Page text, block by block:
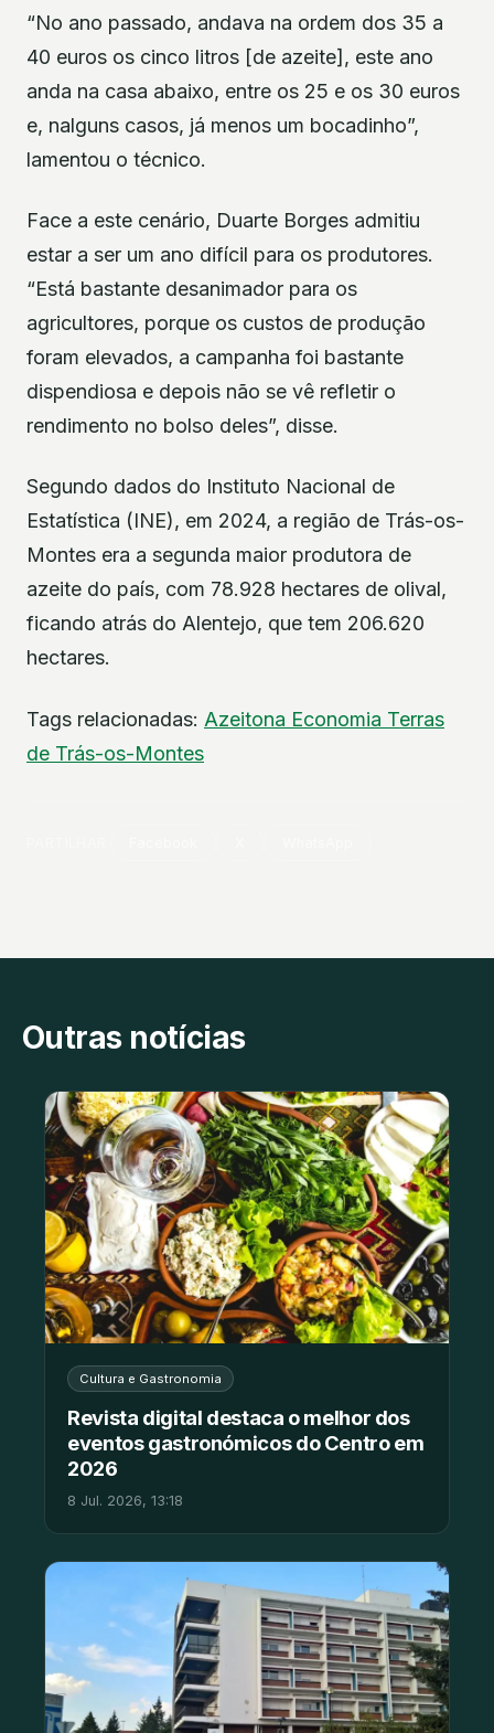
“No ano passado, andava na ordem dos 35 a
40 euros os cinco litros [de azeite], este ano
anda na casa abaixo, entre os 25 e os 30 euros
e, nalguns casos, já menos um bocadinho”,
lamentou o técnico.
Face a este cenário, Duarte Borges admitiu
estar a ser um ano difícil para os produtores.
“Está bastante desanimador para os
agricultores, porque os custos de produção
foram elevados, a campanha foi bastante
dispendiosa e depois não se vê refletir o
rendimento no bolso deles”, disse.
Segundo dados do Instituto Nacional de
Estatística (INE), em 2024, a região de Trás-os-
Montes era a segunda maior produtora de
azeite do país, com 78.928 hectares de olival,
ficando atrás do Alentejo, que tem 206.620
hectares.
Tags relacionadas: Azeitona Economia Terras
de Trás-os-Montes
Outras notícias
Cultura e Gastronomia
Revista digital destaca o melhor dos
eventos gastronómicos do Centro em
2026
8 Jul. 2026, 13:18